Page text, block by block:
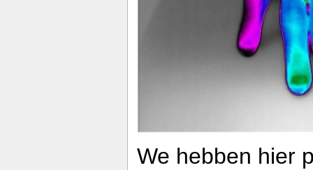
We hebben hier